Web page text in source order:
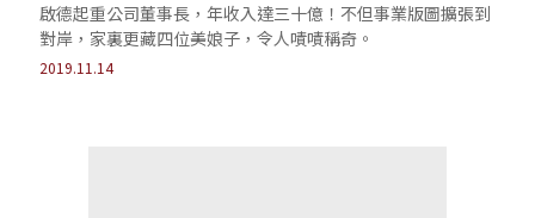
啟德起重公司董事長，年收入達三十億！不但事業版圖擴張到
對岸，家裏更藏四位美娘子，令人嘖嘖稱奇。
2019.11.14